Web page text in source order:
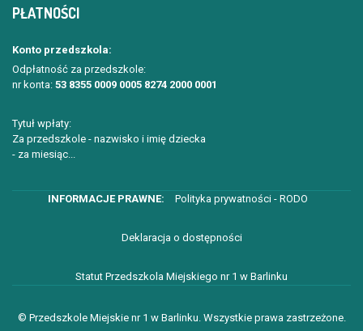
PŁATNOŚCI
Konto przedszkola:
Odpłatność za przedszkole:
nr konta: 53 8355 0009 0005 8274 2000 0001
Tytuł wpłaty:
Za przedszkole - nazwisko i imię dziecka
- za miesiąc...
Polityka prywatności - RODO
Deklaracja o dostępności
Statut Przedszkola Miejskiego nr 1 w Barlinku
© Przedszkole Miejskie nr 1 w Barlinku. Wszystkie prawa zastrzeżone.